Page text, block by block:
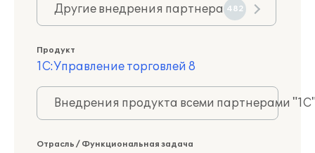
Другие внедрения партнера 482
Продукт
1С:Управление торговлей 8
Внедрения продукта всеми партнерами
Отрасль / Функциональная задача